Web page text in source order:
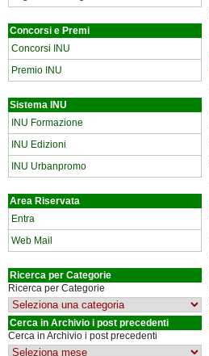
Concorsi e Premi
Concorsi INU
Premio INU
Sistema INU
INU Formazione
INU Edizioni
INU Urbanpromo
Area Riservata
Entra
Web Mail
Ricerca per Categorie
Ricerca per Categorie
Cerca in Archivio i post precedenti
Cerca in Archivio i post precedenti